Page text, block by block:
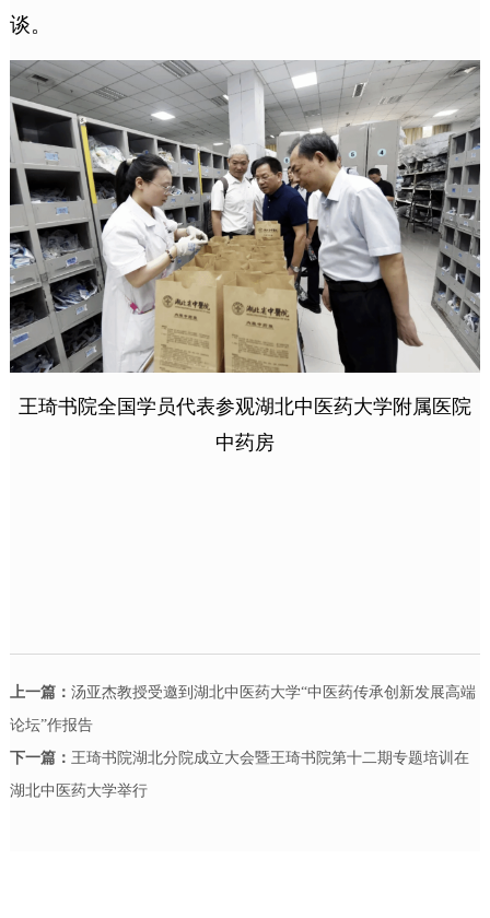
谈。
王琦书院全国学员代表参观湖北中医药大学附属医院
中药房
上一篇： 汤亚杰教授受邀到湖北中医药大学“中医药传承创新发展高端
论坛”作报告
下一篇： 王琦书院湖北分院成立大会暨王琦书院第十二期专题培训在
湖北中医药大学举行